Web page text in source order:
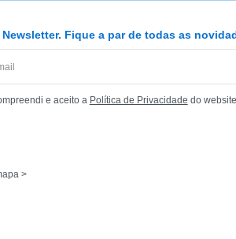
Fique a par de todas as
e aceito a Política de Privacidade do
>